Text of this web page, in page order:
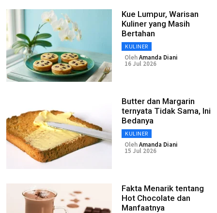
Kue Lumpur, Warisan
Kuliner yang Masih
Bertahan
KULINER
OlehAmanda Diani
16 Jul 2026
Butter dan Margarin
ternyata Tidak Sama, Ini
Bedanya
KULINER
OlehAmanda Diani
15 Jul 2026
Fakta Menarik tentang
Hot Chocolate dan
Manfaatnya